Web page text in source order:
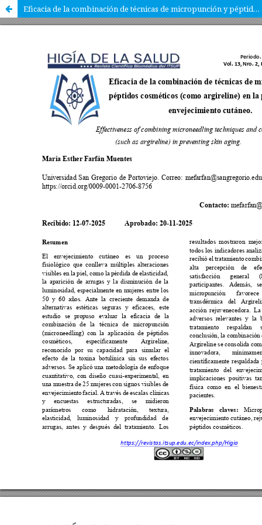
Eficacia de la combinación de técnicas de micropunción y péptidos cosméticos (como argireline) en la prevención del envejecimiento cutáneo.